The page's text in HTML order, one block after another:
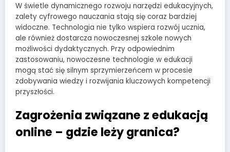
W świetle dynamicznego rozwoju narzędzi edukacyjnych,
zalety cyfrowego nauczania stają się coraz bardziej
widoczne. Technologia nie tylko wspiera rozwój ucznia,
ale również dostarcza nowoczesnej szkole nowych
możliwości dydaktycznych. Przy odpowiednim
zastosowaniu, nowoczesne technologie w edukacji
mogą stać się silnym sprzymierzeńcem w procesie
zdobywania wiedzy i rozwijania kluczowych kompetencji
przyszłości.
Zagrożenia związane z edukacją
online – gdzie leży granica?